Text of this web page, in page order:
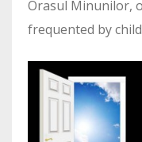
Orasul Minunilor,
frequented by